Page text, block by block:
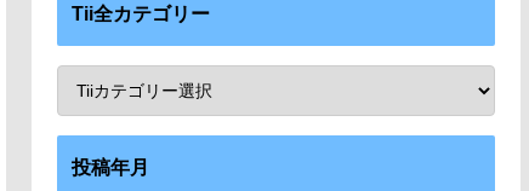
Tii全カテゴリー
投稿年月